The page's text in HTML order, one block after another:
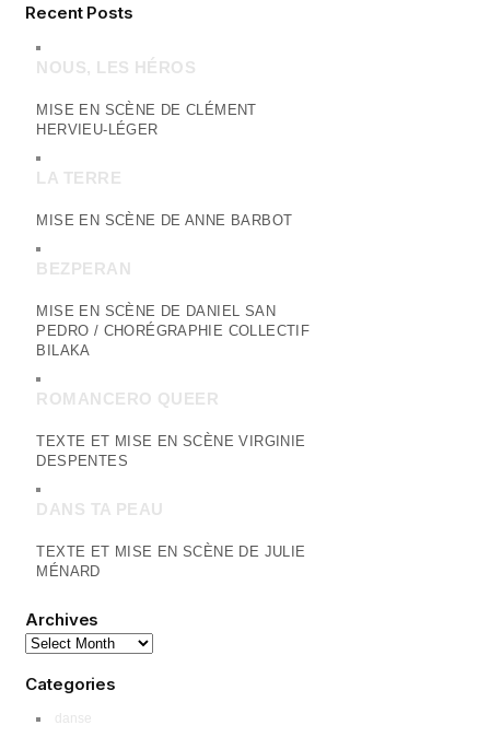
Recent Posts
NOUS, LES HÉROS
MISE EN SCÈNE DE CLÉMENT
HERVIEU-LÉGER
LA TERRE
MISE EN SCÈNE DE ANNE BARBOT
BEZPERAN
MISE EN SCÈNE DE DANIEL SAN
PEDRO / CHORÉGRAPHIE COLLECTIF
BILAKA
ROMANCERO QUEER
TEXTE ET MISE EN SCÈNE VIRGINIE
DESPENTES
DANS TA PEAU
TEXTE ET MISE EN SCÈNE DE JULIE
MÉNARD
Archives
Categories
danse